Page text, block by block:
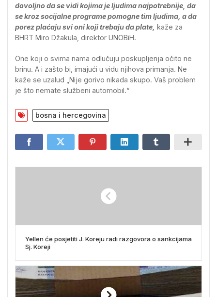
dovoljno da se vidi kojima je ljudima najpotrebnije, da
se kroz socijalne programe pomogne tim ljudima, a da
porez plaćaju svi oni koji trebaju da plate, kaže za
BHRT Miro Džakula, direktor UNOBiH.
One koji o svima nama odlučuju poskupljenja očito ne
brinu. A i zašto bi, imajući u vidu njihova primanja. Ne
kaže se uzalud „Nije gorivo nikada skupo. Vaš problem
je što nemate službeni automobil.“
bosna i hercegovina
Yellen će posjetiti J. Koreju radi razgovora o sankcijama
Sj. Koreji